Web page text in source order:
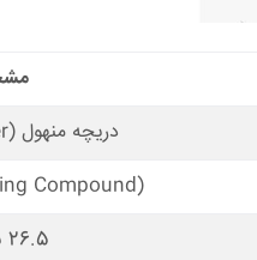
دریچه منهول (Manhole Cover)
Compound)
26.5 سانتی‌متر